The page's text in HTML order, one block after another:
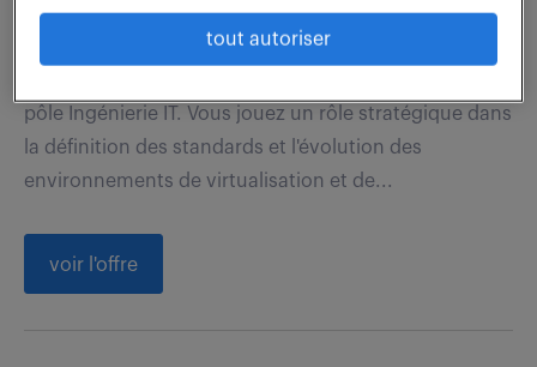
pôle Ingénierie IT. Vous jouez un rôle stratégique dans
la définition des standards et l'évolution des
environnements de virtualisation et de...
voir l'offre
tout autoriser